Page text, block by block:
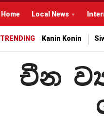
Home Local News
TRENDING Kanin Konin
චීන